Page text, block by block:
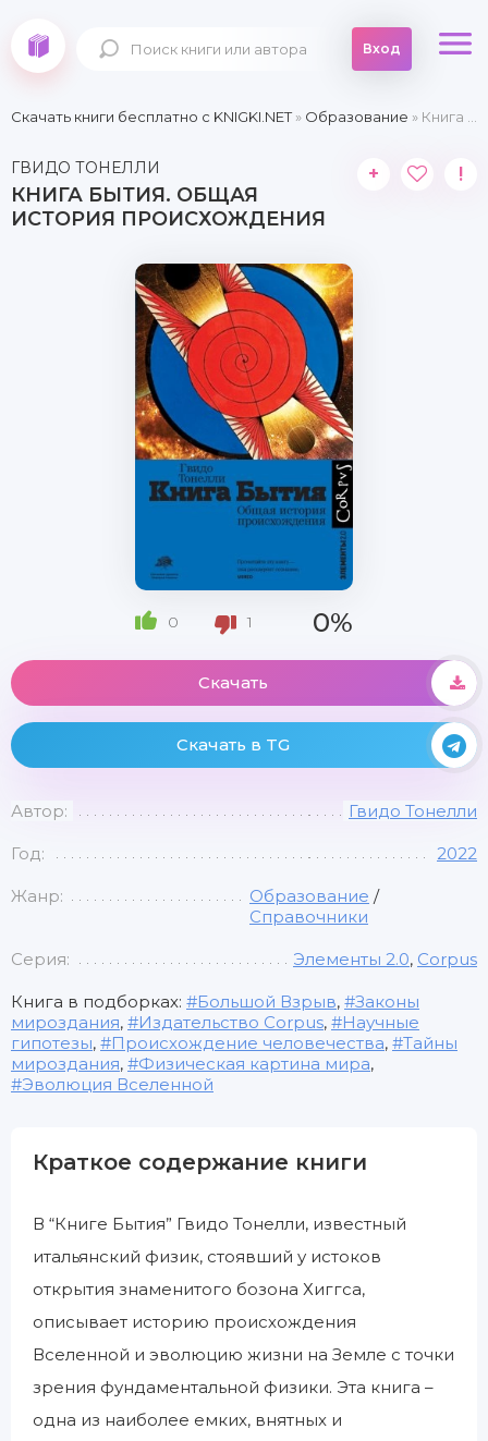
Вход
Скачать книги бесплатно c KNIGKI.NET» Образование » Книга Бытия. Общая история происхождения
ГВИДО ТОНЕЛЛИ
КНИГА БЫТИЯ. ОБЩАЯ
ИСТОРИЯ ПРОИСХОЖДЕНИЯ
+ !
0 1 0%
Скачать
Скачать в TG
Автор: Гвидо Тонелли
Год: 2022
Жанр: Образование /
Справочники
Серия: Элементы 2.0, Corpus
Книга в подборках: Большой Взрыв,
Законы
мироздания, Издательство Corpus,
Научные
гипотезы, Происхождение человечества,
Тайны
мироздания, Физическая картина мира,
Эволюция Вселенной
Краткое содержание книги
В “Книге Бытия” Гвидо Тонелли, известный
итальянский физик, стоявший у истоков
открытия знаменитого бозона Хиггса,
описывает историю происхождения
Вселенной и эволюцию жизни на Земле с точки
зрения фундаментальной физики. Эта книга –
одна из наиболее емких, внятных и